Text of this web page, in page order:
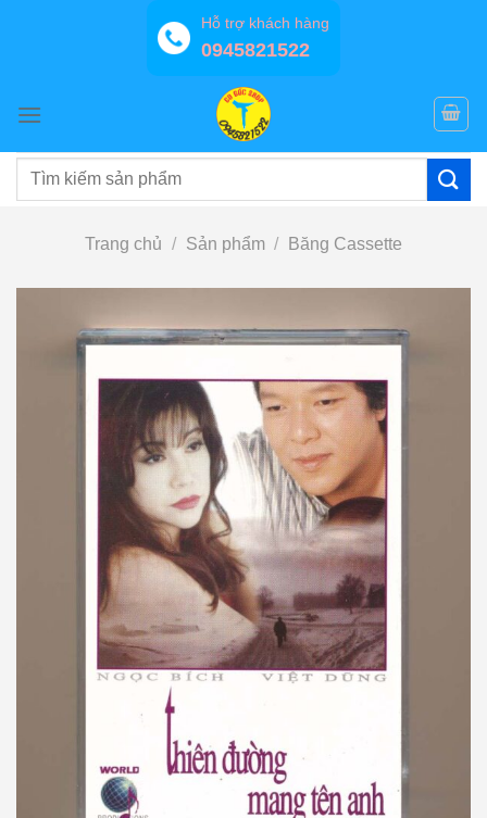
Hỗ trợ khách hàng
0945821522
Tìm
Trang chủ / Sản phẩm / Băng Cassette